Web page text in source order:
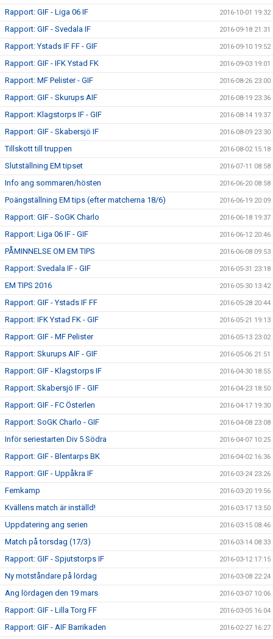
Rapport: GIF - Liga 06 IF 2016-10-01 19:32
Rapport: GIF - Svedala IF 2016-09-18 21:31
Rapport: Ystads IF FF - GIF 2016-09-10 19:52
Rapport: GIF - IFK Ystad FK 2016-09-03 19:01
Rapport: MF Pelister - GIF 2016-08-26 23:00
Rapport: GIF - Skurups AIF 2016-08-19 23:36
Rapport: Klagstorps IF - GIF 2016-08-14 19:37
Rapport: GIF - Skabersjö IF 2016-08-09 23:30
Tillskott till truppen 2016-08-02 15:18
Slutställning EM tipset 2016-07-11 08:58
Info ang sommaren/hösten 2016-06-20 08:58
Poängställning EM tips (efter matcherna 18/6) 2016-06-19 20:09
Rapport: GIF - SoGK Charlo 2016-06-18 19:37
Rapport: Liga 06 IF - GIF 2016-06-12 20:46
PÅMINNELSE OM EM TIPS 2016-06-08 09:53
Rapport: Svedala IF - GIF 2016-05-31 23:18
EM TIPS 2016 2016-05-30 13:42
Rapport: GIF - Ystads IF FF 2016-05-28 20:44
Rapport: IFK Ystad FK - GIF 2016-05-21 19:13
Rapport: GIF - MF Pelister 2016-05-13 23:02
Rapport: Skurups AIF - GIF 2016-05-06 21:51
Rapport: GIF - Klagstorps IF 2016-04-30 18:55
Rapport: Skabersjö IF - GIF 2016-04-23 18:50
Rapport: GIF - FC Österlen 2016-04-17 19:30
Rapport: SoGK Charlo - GIF 2016-04-08 23:08
Inför seriestarten Div 5 Södra 2016-04-07 10:25
Rapport: GIF - Blentarps BK 2016-04-02 16:36
Rapport: GIF - Uppåkra IF 2016-03-24 23:26
Femkamp 2016-03-20 19:56
Kvällens match är inställd! 2016-03-17 13:50
Uppdatering ang serien 2016-03-15 08:46
Match på torsdag (17/3) 2016-03-14 08:33
Rapport: GIF - Spjutstorps IF 2016-03-12 17:15
Ny motståndare på lördag 2016-03-08 22:24
Ang lördagen den 19 mars 2016-03-07 10:06
Rapport: GIF - Lilla Torg FF 2016-03-05 16:04
Rapport: GIF - AIF Barrikaden 2016-02-27 16:27